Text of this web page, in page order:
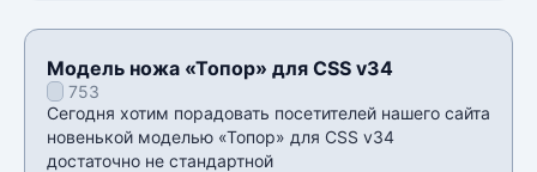
Модель ножа «Топор» для CSS v34
753
Сегодня хотим порадовать посетителей нашего сайта
новенькой моделью «Топор» для CSS v34
достаточно не стандартной